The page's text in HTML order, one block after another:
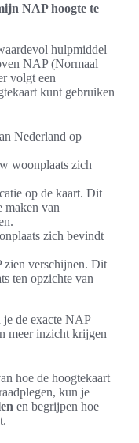
NAP hoogte te
hulpmiddel
NAP (Normaal
volgt een
kunt gebruiken
Nederland op
woonplaats zich
op de kaart. Dit
maken van
zich bevindt
zien verschijnen. Dit
ten opzichte van
de exacte NAP
meer inzicht krijgen
hoe de hoogtekaart
kun je
en begrijpen hoe